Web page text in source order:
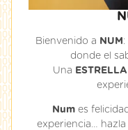
Bienvenido a NUM
donde el
Una
Num es
experiencia…